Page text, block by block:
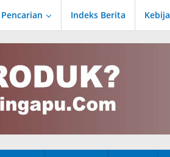
Pencarian Indeks Berita